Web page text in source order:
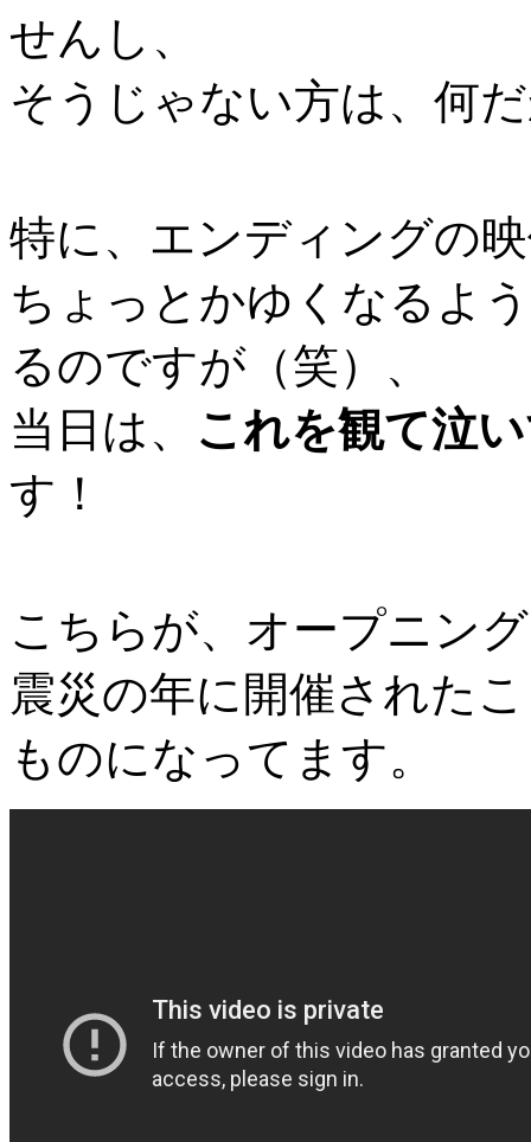
せんし、
そうじゃない方は、何
特に、エンディングの
ちょっとかゆくなるよ
るのですが（笑）、
当日は、 これを観て泣
す！
こちらが、オープニン
震災の年に開催された
ものになってます。